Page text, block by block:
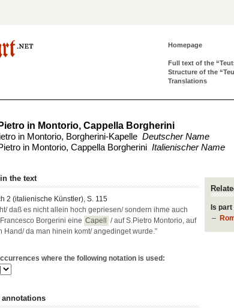
Homepage
Full text of the
Structure of the
Translations
in Montorio, Cappella Borgherini
in Montorio, Borgherini-Kapelle Deutscher Name
in Montorio, Cappella Borgherini Italienischer Name
Is part
the text
2 (italienische Künstler), S. 115
daß es nicht allein hoch gepriesen/ sondern ihme auch
Borgerini eine Capell
/ auf S.Pietro Montorio, auf
Hand/ da man hinein komt/ angedinget wurde.”
where the following notation is used:
annotations